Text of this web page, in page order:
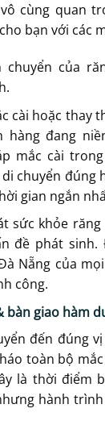
cùng quan
bạn với các
chuyển của
cài hoặc thay
hàng đang
mắc cài
chuyển đúng
gian ngắn
sức khỏe răng
đề phát
Nẵng của
công.
bàn giao hàm
đến đúng
toàn bộ
là thời điểm
hành